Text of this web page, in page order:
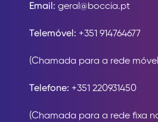
Email: geral@boccia.pt
Telemóvel: +351 914764677
(Chamada para a rede
Telefone: +351 220931450
(Chamada para a rede fixa